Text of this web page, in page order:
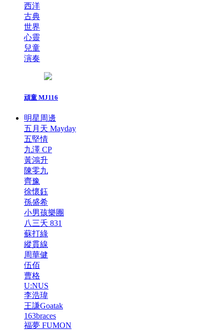
西洋
古典
世界
心靈
兒童
演奏
頑童 MJ116
明星周邊
五月天 Mayday
五堅情
九澤 CP
黃鴻升
陳零九
齊豫
徐懷鈺
孫盛希
小男孩樂團
八三夭 831
蘇打綠
縱貫線
周華健
伍佰
曹格
U:NUS
李浩瑋
王謙Goatak
163braces
福夢 FUMON